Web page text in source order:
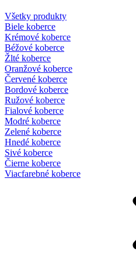
Všetky produkty
Biele koberce
Krémové koberce
Béžové koberce
Žlté koberce
Oranžové koberce
Červené koberce
Bordové koberce
Ružové koberce
Fialové koberce
Modré koberce
Zelené koberce
Hnedé koberce
Sivé koberce
Čierne koberce
Viacfarebné koberce